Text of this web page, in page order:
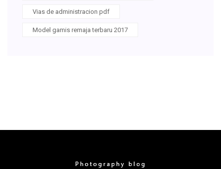
Vias de administracion pdf
Model gamis remaja terbaru 2017